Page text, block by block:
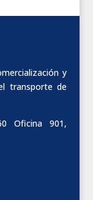
y
transporte de
Oficina 901,